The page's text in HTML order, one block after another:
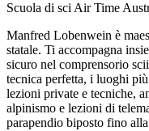
Scuola di sci Air Time
Manfred Lobenwein è
statale. Ti accompagna
sicuro nel comprensorio
tecnica perfetta, i luoghi
lezioni private e tecniche,
alpinismo e lezioni di
parapendio biposto fino